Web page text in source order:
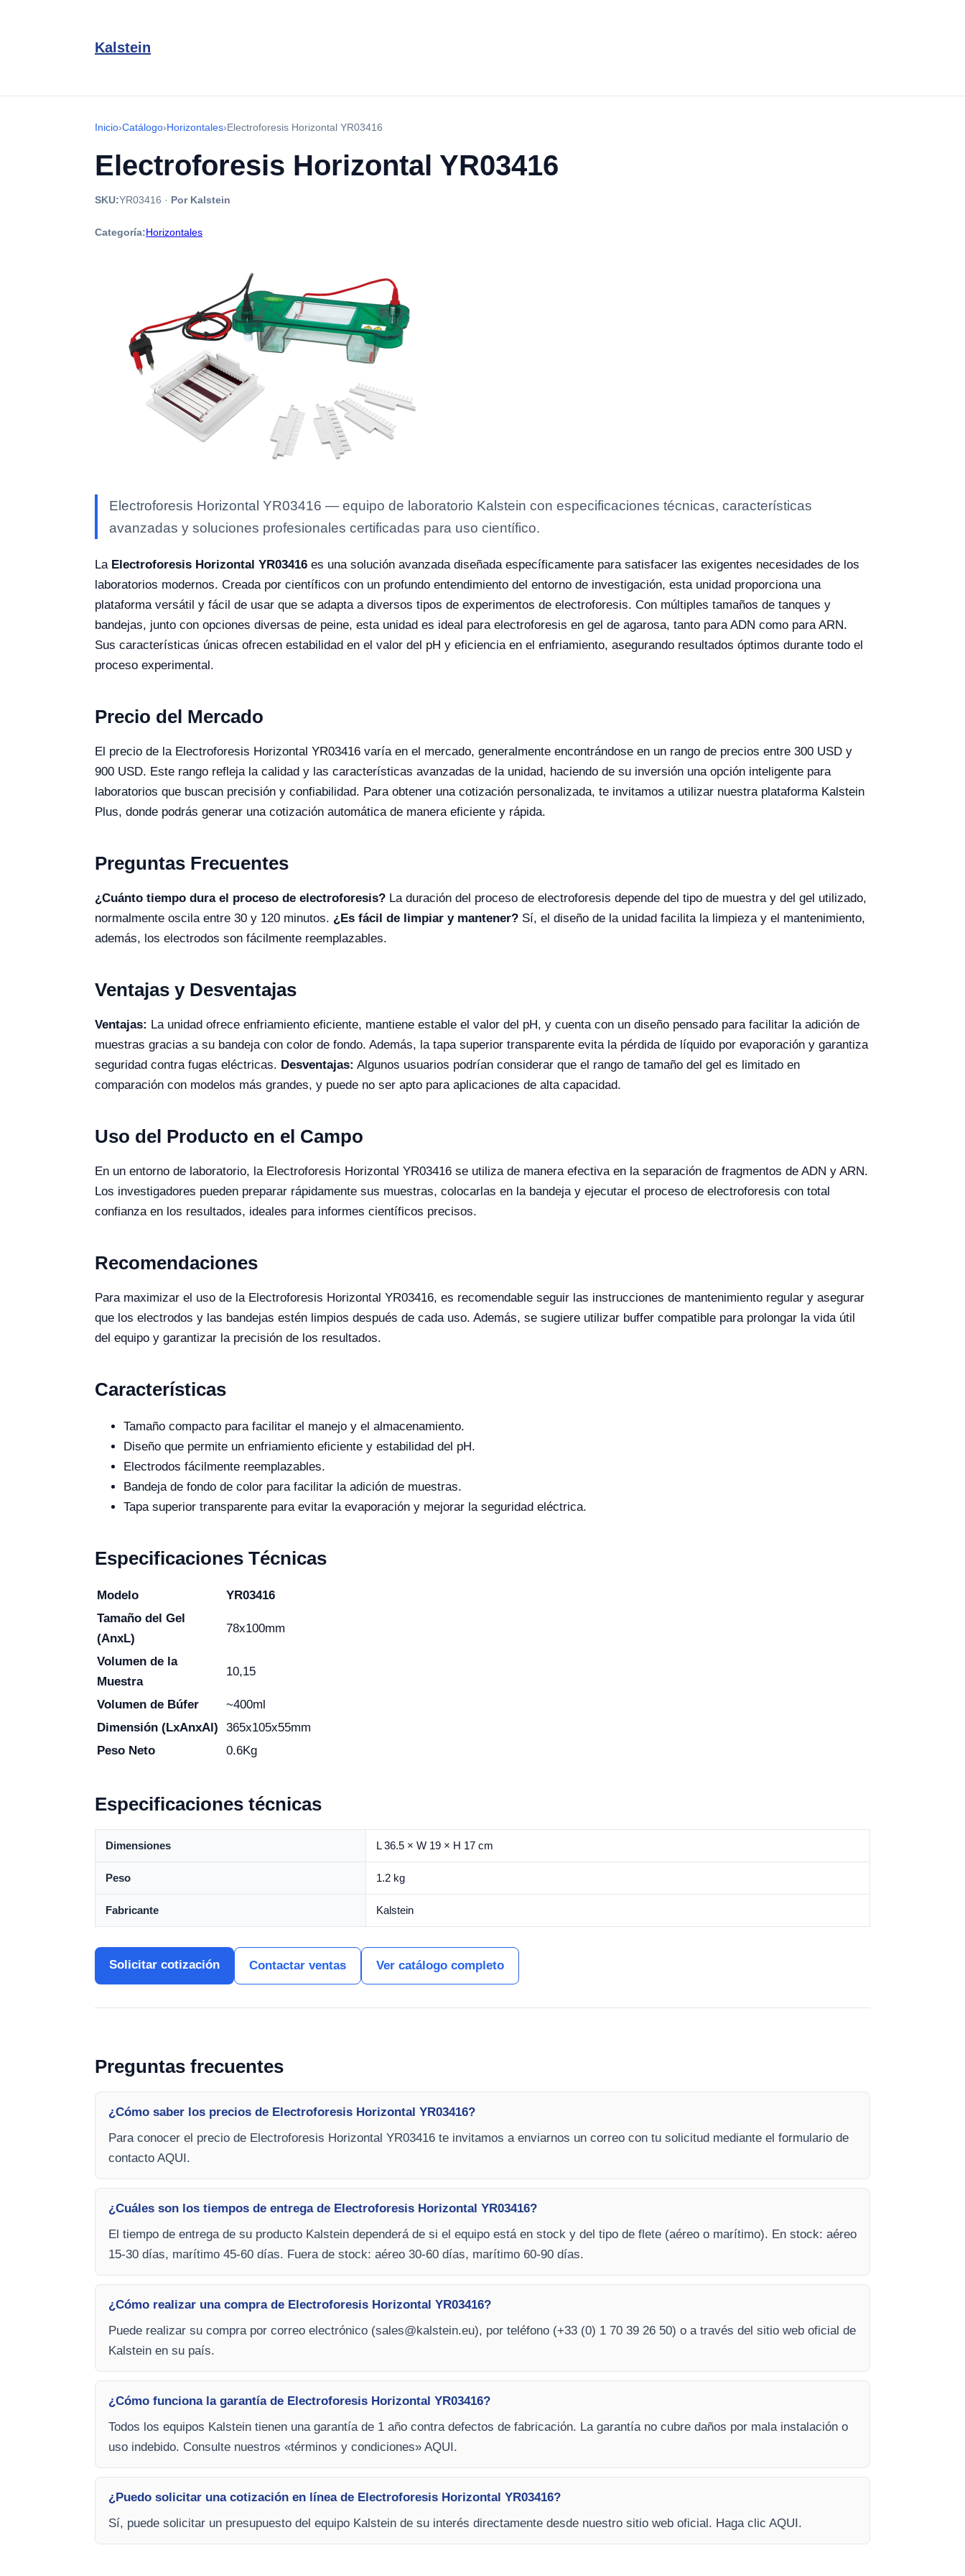
Kalstein
Inicio›Catálogo›Horizontales›Electroforesis Horizontal YR03416
Electroforesis Horizontal YR03416
SKU:YR03416 · Por Kalstein
Categoría:Horizontales
Electroforesis Horizontal YR03416 — equipo de laboratorio Kalstein con especificaciones técnicas, características
avanzadas y soluciones profesionales certificadas para uso científico.
La Electroforesis Horizontal YR03416 es una solución avanzada diseñada específicamente para satisfacer las exigentes necesidades de los
laboratorios modernos. Creada por científicos con un profundo entendimiento del entorno de investigación, esta unidad proporciona una
plataforma versátil y fácil de usar que se adapta a diversos tipos de experimentos de electroforesis. Con múltiples tamaños de tanques y
bandejas, junto con opciones diversas de peine, esta unidad es ideal para electroforesis en gel de agarosa, tanto para ADN como para ARN.
Sus características únicas ofrecen estabilidad en el valor del pH y eficiencia en el enfriamiento, asegurando resultados óptimos durante todo el
proceso experimental.
Precio del Mercado
El precio de la Electroforesis Horizontal YR03416 varía en el mercado, generalmente encontrándose en un rango de precios entre 300 USD y
900 USD. Este rango refleja la calidad y las características avanzadas de la unidad, haciendo de su inversión una opción inteligente para
laboratorios que buscan precisión y confiabilidad. Para obtener una cotización personalizada, te invitamos a utilizar nuestra plataforma Kalstein
Plus, donde podrás generar una cotización automática de manera eficiente y rápida.
Preguntas Frecuentes
¿Cuánto tiempo dura el proceso de electroforesis? La duración del proceso de electroforesis depende del tipo de muestra y del gel utilizado,
normalmente oscila entre 30 y 120 minutos. ¿Es fácil de limpiar y mantener? Sí, el diseño de la unidad facilita la limpieza y el mantenimiento,
además, los electrodos son fácilmente reemplazables.
Ventajas y Desventajas
Ventajas: La unidad ofrece enfriamiento eficiente, mantiene estable el valor del pH, y cuenta con un diseño pensado para facilitar la adición de
muestras gracias a su bandeja con color de fondo. Además, la tapa superior transparente evita la pérdida de líquido por evaporación y garantiza
seguridad contra fugas eléctricas. Desventajas: Algunos usuarios podrían considerar que el rango de tamaño del gel es limitado en
comparación con modelos más grandes, y puede no ser apto para aplicaciones de alta capacidad.
Uso del Producto en el Campo
En un entorno de laboratorio, la Electroforesis Horizontal YR03416 se utiliza de manera efectiva en la separación de fragmentos de ADN y ARN.
Los investigadores pueden preparar rápidamente sus muestras, colocarlas en la bandeja y ejecutar el proceso de electroforesis con total
confianza en los resultados, ideales para informes científicos precisos.
Recomendaciones
Para maximizar el uso de la Electroforesis Horizontal YR03416, es recomendable seguir las instrucciones de mantenimiento regular y asegurar
que los electrodos y las bandejas estén limpios después de cada uso. Además, se sugiere utilizar buffer compatible para prolongar la vida útil
del equipo y garantizar la precisión de los resultados.
Características
Tamaño compacto para facilitar el manejo y el almacenamiento.
Diseño que permite un enfriamiento eficiente y estabilidad del pH.
Electrodos fácilmente reemplazables.
Bandeja de fondo de color para facilitar la adición de muestras.
Tapa superior transparente para evitar la evaporación y mejorar la seguridad eléctrica.
Especificaciones Técnicas
Modelo
YR03416
Tamaño del Gel
(AnxL)
78x100mm
Volumen de la
Muestra
10,15
Volumen de Búfer
~400ml
Dimensión (LxAnxAl)
365x105x55mm
Peso Neto
0.6Kg
Especificaciones técnicas
Dimensiones L 36.5 × W 19 × H 17 cm
Peso 1.2 kg
Fabricante Kalstein
Solicitar cotización Contactar ventas Ver catálogo completo
Preguntas frecuentes
¿Cómo saber los precios de Electroforesis Horizontal YR03416?
Para conocer el precio de Electroforesis Horizontal YR03416 te invitamos a enviarnos un correo con tu solicitud mediante el formulario de
contacto AQUI.
¿Cuáles son los tiempos de entrega de Electroforesis Horizontal YR03416?
El tiempo de entrega de su producto Kalstein dependerá de si el equipo está en stock y del tipo de flete (aéreo o marítimo). En stock: aéreo
15-30 días, marítimo 45-60 días. Fuera de stock: aéreo 30-60 días, marítimo 60-90 días.
¿Cómo realizar una compra de Electroforesis Horizontal YR03416?
Puede realizar su compra por correo electrónico (sales@kalstein.eu), por teléfono (+33 (0) 1 70 39 26 50) o a través del sitio web oficial de
Kalstein en su país.
¿Cómo funciona la garantía de Electroforesis Horizontal YR03416?
Todos los equipos Kalstein tienen una garantía de 1 año contra defectos de fabricación. La garantía no cubre daños por mala instalación o
uso indebido. Consulte nuestros «términos y condiciones» AQUI.
¿Puedo solicitar una cotización en línea de Electroforesis Horizontal YR03416?
Sí, puede solicitar un presupuesto del equipo Kalstein de su interés directamente desde nuestro sitio web oficial. Haga clic AQUI.